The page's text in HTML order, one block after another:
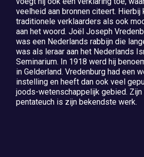
veelheid aan bronnen citeert.
traditionele verklaarders als ook
aan het woord. Joël Joseph
was een Nederlands rabbijn die
was als leraar aan het Nederlands
Seminarium. In 1918 werd hij
in Gelderland. Vredenburg had een
instelling en heeft dan ook veel
joods-wetenschappelijk gebied. Zijn
pentateuch is zijn bekendste werk.